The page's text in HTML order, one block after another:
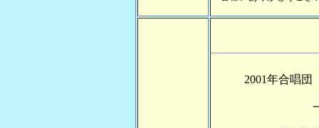
2001年合唱団